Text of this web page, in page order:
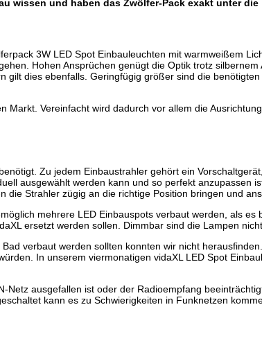
wissen und haben das Zwölfer-Pack exakt unter die
3W LED Spot Einbauleuchten mit warmweißem
Hohen Ansprüchen genügt die Optik trotz
dies ebenfalls. Geringfügig größer sind die
Markt. Vereinfacht wird dadurch vor allem die
Zu jedem Einbaustrahler gehört ein
ausgewählt werden kann und so perfekt anzupassen
Strahler zügig an die richtige Position bringen und
mehrere LED Einbauspots verbaut werden, als es
ersetzt werden sollen. Dimmbar sind die Lampen nicht.
verbaut werden sollten konnten wir nicht
In unserem viermonatigen vidaXL LED Spot
ausgefallen ist oder der Radioempfang
kann es zu Schwierigkeiten in Funknetzen